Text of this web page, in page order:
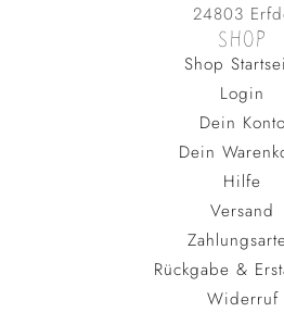
24803
SHOP
Shop
Login
Dein Konto
Dein
Hilfe
Versand
Rückgabe &
Widerruf